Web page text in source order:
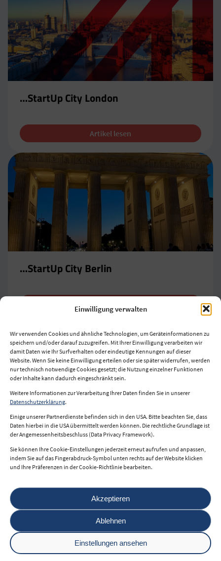
Einwilligung verwalten
Wir verwenden Cookies und ähnliche Technologien, um Geräteinformationen zu
speichern und/oder darauf zuzugreifen. Mit Ihrer Einwilligung verarbeiten wir
damit Daten wie Ihr Surfverhalten oder eindeutige Kennungen auf dieser
Website. Wenn Sie keine Einwilligung erteilen oder sie später widerrufen, werden
nur technisch notwendige Cookies gesetzt; die Nutzung einzelner Funktionen
oder Inhalte kann dadurch eingeschränkt sein.
Weitere Informationen zur Verarbeitung Ihrer Daten finden Sie in unserer
Datenschutzerklärung.
Einige unserer Partnerdienste befinden sich in den USA. Bitte beachten Sie, dass
Daten hierbei in die USA übermittelt werden können. Die rechtliche Grundlage ist
der Angemessenheitsbeschluss (Data Privacy Framework).
Sie können Ihre Cookie-Einstellungen jederzeit erneut aufrufen und anpassen,
indem Sie auf das Fingerabdruck-Symbol unten rechts auf der Website klicken
und Ihre Präferenzen in der Cookie-Richtlinie bearbeiten.
Akzeptieren
Ablehnen
Einstellungen ansehen
…StartUp City London
Artikel lesen
…StartUp City Berlin
Impressum
Datenschutz
Nutzungsbedingungen
© 2026 i2b.at